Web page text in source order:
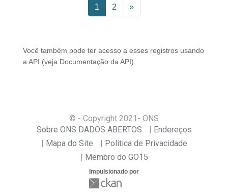
1 2 »
Você também pode ter acesso a esses registros usando
a API (veja Documentação da API ).
© - Copyright 2021 - ONS
Sobre ONS DADOS ABERTOS
Endereços
Mapa do Site
Politica de Privacidade
Membro do GO15
Impulsionado por